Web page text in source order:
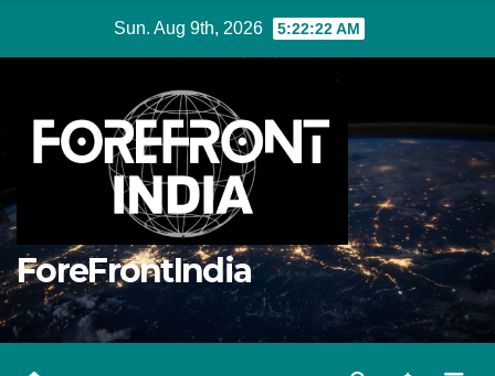
Sun. Aug 9th, 2026 5:22:23 AM
ForeFrontIndia